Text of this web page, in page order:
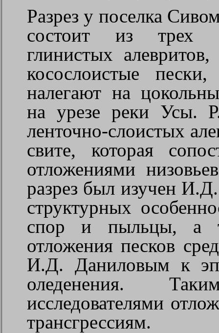
Разрез у поселка
состоит из трех
глинистых
косослоистые
налегают на
на урезе реки Усы.
ленточно-слоистых
свите, которая
отложениями
разрез был изучен
структурных
спор и пыльцы, а
отложения песков
И.Д. Даниловым к
оледенения.
исследователями
трансгрессиям.